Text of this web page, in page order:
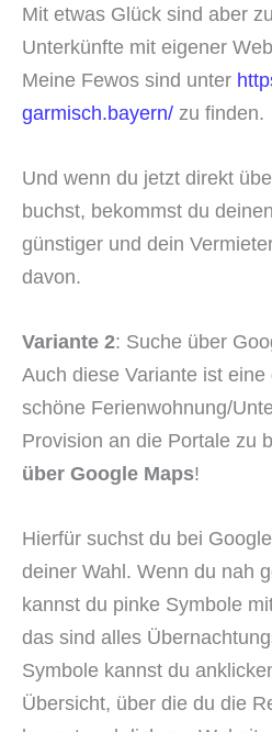
Mit etwas Glück sind aber
Unterkünfte mit eigener
Meine Fewos sind unter
garmisch.bayern/ zu finden.
Und wenn du jetzt direkt
buchst, bekommst du
günstiger und dein
davon.
Variante 2: Suche über
Auch diese Variante ist
schöne Ferienwohnung/
Provision an die Portale zu
über Google Maps!
Hierfür suchst du bei
deiner Wahl. Wenn du nah
kannst du pinke Symbole
das sind alles
Symbole kannst du
Übersicht, über die du die